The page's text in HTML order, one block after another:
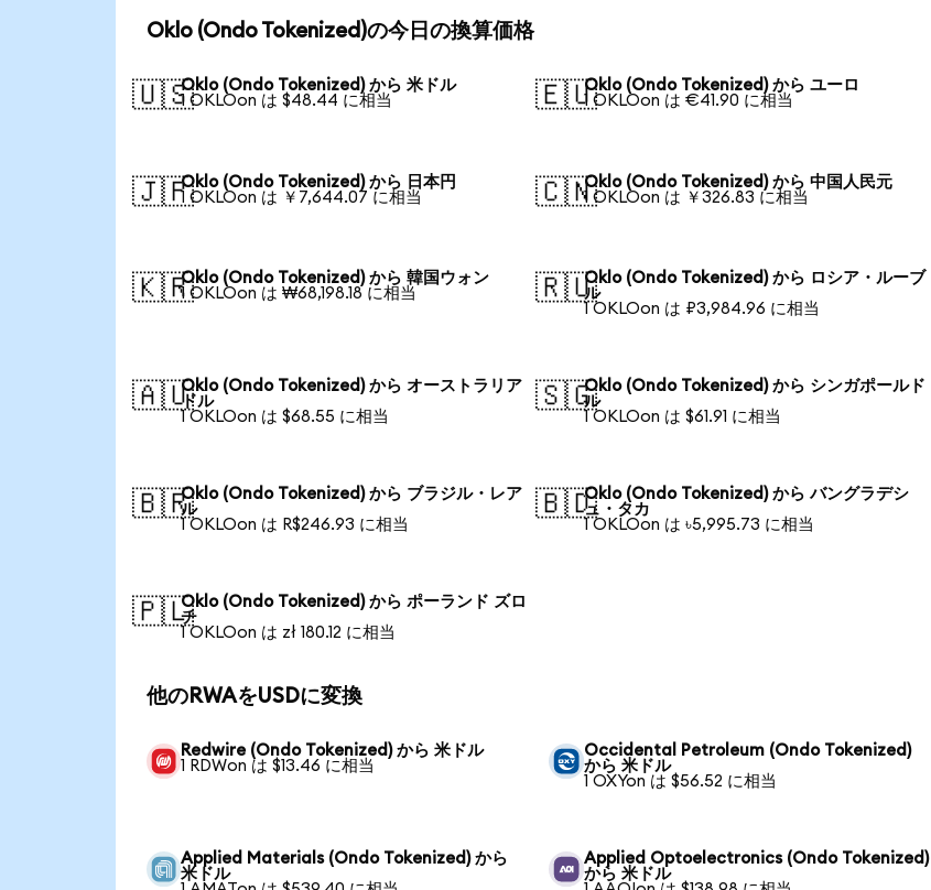
Oklo (Ondo Tokenized)の今日の換算価格
🇺🇸Oklo (Ondo Tokenized) から 米ドル
1 OKLOon は $48.44 に相当
🇪🇺Oklo (Ondo Tokenized) から ユーロ
1 OKLOon は €41.90 に相当
🇯🇵Oklo (Ondo Tokenized) から 日本円
1 OKLOon は ￥7,644.07 に相当
🇨🇳Oklo (Ondo Tokenized) から 中国人民元
1 OKLOon は ￥326.83 に相当
🇰🇷Oklo (Ondo Tokenized) から 韓国ウォン
1 OKLOon は ₩68,198.18 に相当
🇷🇺Oklo (Ondo Tokenized) から ロシア・ルーブ
ル
1 OKLOon は ₽3,984.96 に相当
🇦🇺Oklo (Ondo Tokenized) から オーストラリア
ドル
1 OKLOon は $68.55 に相当
🇸🇬Oklo (Ondo Tokenized) から シンガポールド
ル
1 OKLOon は $61.91 に相当
🇧🇷Oklo (Ondo Tokenized) から ブラジル・レア
ル
1 OKLOon は R$246.93 に相当
🇧🇩Oklo (Ondo Tokenized) から バングラデシ
ュ・タカ
1 OKLOon は ৳5,995.73 に相当
🇵🇱Oklo (Ondo Tokenized) から ポーランド ズロ
チ
1 OKLOon は zł 180.12 に相当
他のRWAをUSDに変換
Redwire (Ondo Tokenized) から 米ドル
1 RDWon は $13.46 に相当
Occidental Petroleum (Ondo Tokenized)
から 米ドル
1 OXYon は $56.52 に相当
Applied Materials (Ondo Tokenized) から
米ドル
Applied Optoelectronics (Ondo Tokenized)
から 米ドル